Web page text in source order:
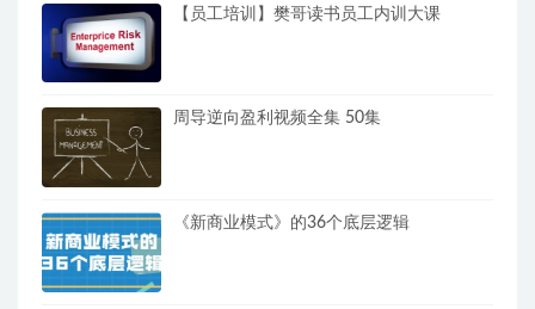
【员工培训】樊哥读书员工内训大课
周导逆向盈利视频全集 50集
《新商业模式》的36个底层逻辑